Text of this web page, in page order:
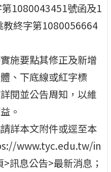
1080043451號函及1
教終字第1080056664
施要點其修正及新增
、下底線或紅字標
閱並公告周知，以維
。
詳本文附件或逕至本
www.tyc.edu.tw/in
訊息公告>最新消息；